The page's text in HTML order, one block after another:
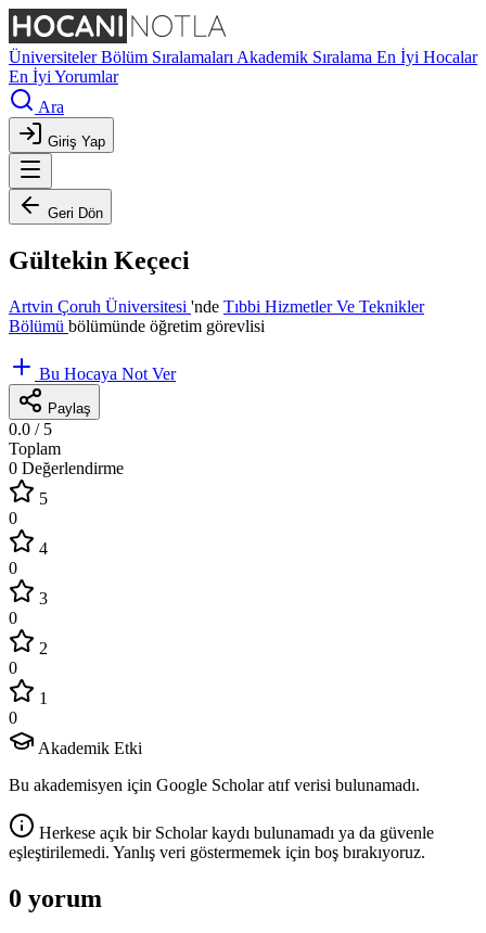
ÜniversitelerBölüm Sıralamaları Akademik Sıralama En İyi Hocalar
En İyi Yorumlar
Ara
Giriş Yap
Geri Dön
Gültekin Keçeci
Artvin Çoruh Üniversitesi 'nde Tıbbi Hizmetler Ve Teknikler
Bölümü bölümünde öğretim görevlisi
Bu Hocaya Not Ver
Paylaş
0.0 / 5
Toplam
0 Değerlendirme
5
0
4
0
3
0
2
0
1
0
Akademik Etki
Bu akademisyen için Google Scholar atıf verisi bulunamadı.
Herkese açık bir Scholar kaydı bulunamadı ya da güvenle
eşleştirilemedi. Yanlış veri göstermemek için boş bırakıyoruz.
0 yorum